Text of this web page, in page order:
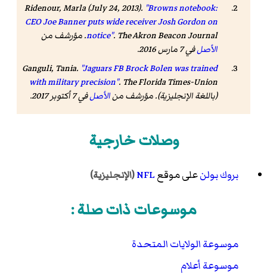
Ridenour, Marla (July 24, 2013). "Browns notebook:
CEO Joe Banner puts wide receiver Josh Gordon on
notice". The Akron Beacon Journal
. مؤرشف من
الأصلفي 7 مارس 2016.
Ganguli, Tania. "Jaguars FB Brock Bolen was trained
with military precision". The Florida Times-Union
(باللغة الإنجليزية). مؤرشف منالأصلفي 7 أكتوبر 2017.
وصلات خارجية
بروك بولنعلى موقعNFL(الإنجليزية)
موسوعات ذات صلة :
موسوعة الولايات المتحدة
موسوعة أعلام